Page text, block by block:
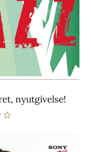
nyutgivelse!